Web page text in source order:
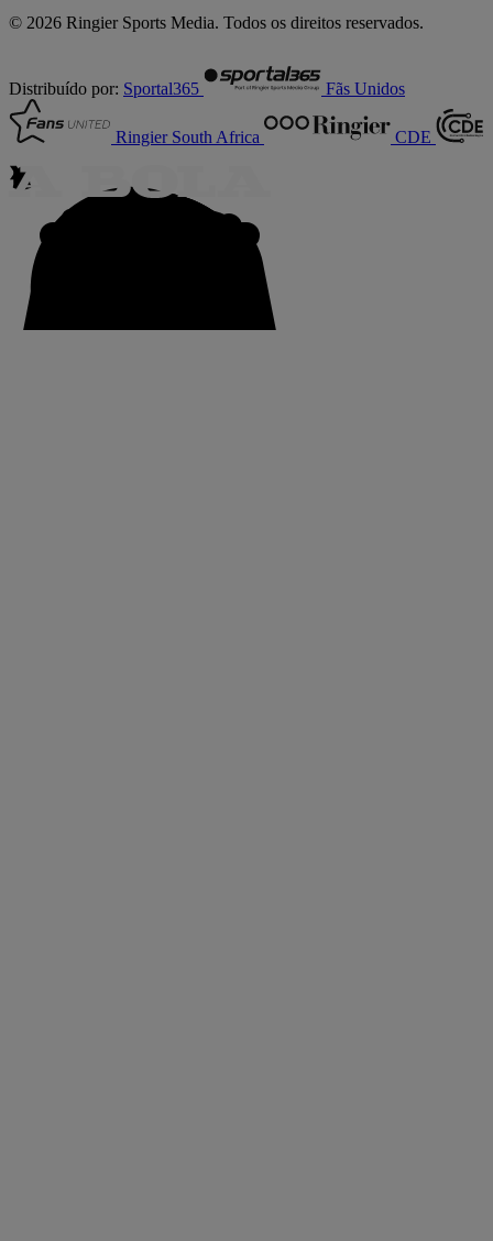
© 2026 Ringier Sports Media. Todos os direitos reservados.
Distribuído por: Sportal365 Fãs Unidos
Ringier South Africa CDE